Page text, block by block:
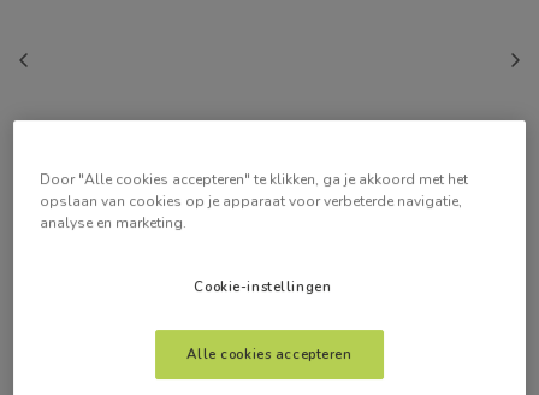
Door "Alle cookies accepteren" te klikken, ga je akkoord met het
opslaan van cookies op je apparaat voor verbeterde navigatie,
analyse en marketing.
Cookie-instellingen
Alle cookies accepteren